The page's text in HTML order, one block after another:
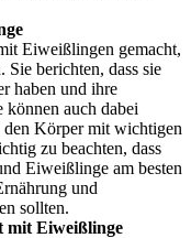
Eiweißlingen gemacht,
berichten, dass sie
haben und ihre
auch dabei
Körper mit wichtigen
zu beachten, dass
Eiweißlinge am besten
und
sollten.
mit Eiweißlinge